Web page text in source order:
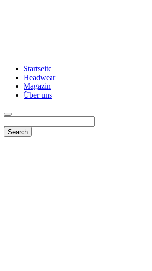
Startseite
Headwear
Magazin
Über uns